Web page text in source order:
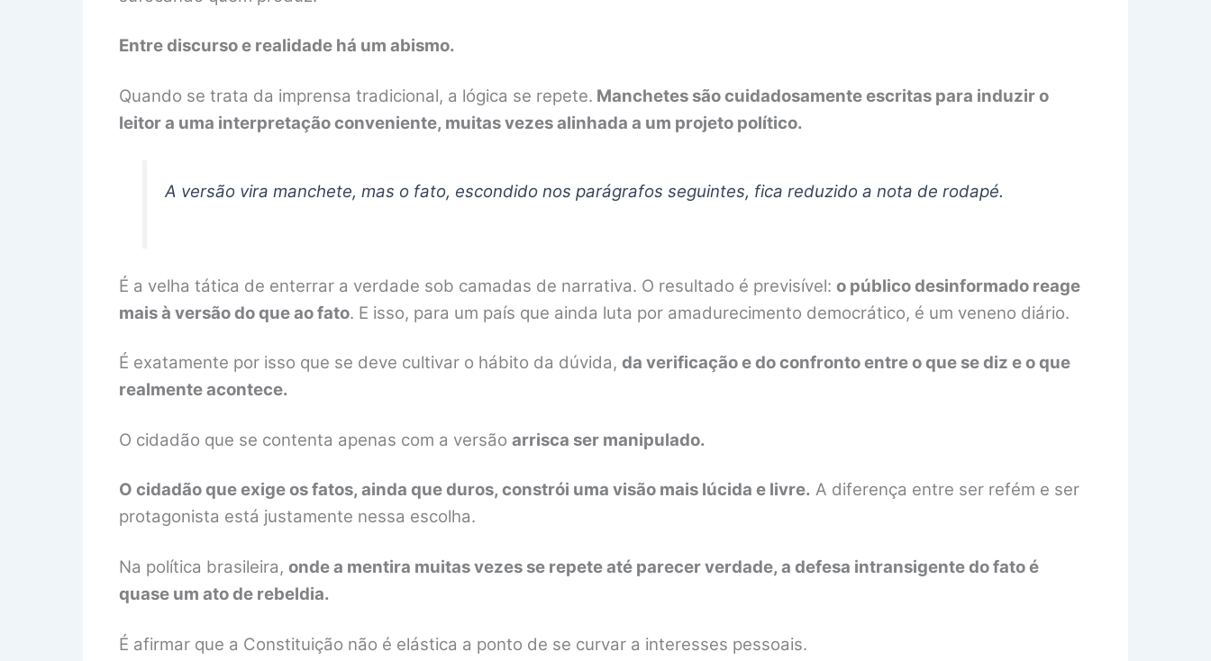
Entre discurso e realidade há um abismo.
Quando se trata da imprensa tradicional, a lógica se repete. Manchetes são cuidadosamente escritas para induzir o
leitor a uma interpretação conveniente, muitas vezes alinhada a um projeto político.
A versão vira manchete, mas o fato, escondido nos parágrafos seguintes, fica reduzido a nota de rodapé.
É a velha tática de enterrar a verdade sob camadas de narrativa. O resultado é previsível: o público desinformado reage
mais à versão do que ao fato. E isso, para um país que ainda luta por amadurecimento democrático, é um veneno diário.
É exatamente por isso que se deve cultivar o hábito da dúvida, da verificação e do confronto entre o que se diz e o que
realmente acontece.
O cidadão que se contenta apenas com a versão arrisca ser manipulado.
O cidadão que exige os fatos, ainda que duros, constrói uma visão mais lúcida e livre. A diferença entre ser refém e ser
protagonista está justamente nessa escolha.
Na política brasileira, onde a mentira muitas vezes se repete até parecer verdade, a defesa intransigente do fato é
quase um ato de rebeldia.
É afirmar que a Constituição não é elástica a ponto de se curvar a interesses pessoais.